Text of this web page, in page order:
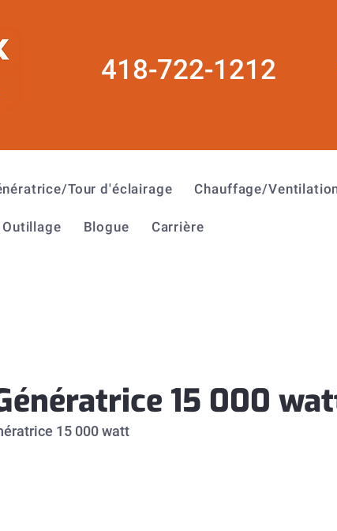
418-722-1212
Tour d'éclairage Chauffage/
Outillage Blogue Carrière
15 000
15 000 watt